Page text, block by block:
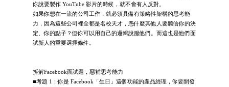
你說要製作 YouTube 影片的時候，就不會有人反對。
如果你想在一流的公司工作，就必須具備有策略性架構的思考能
力，因為這些公司裡全都是名校天才，憑什麼其他人要聽信你的決
定、你的點子？但你可以用自己的邏輯說服他們。而這也是他們面
試新人的重要選擇條件。
拆解Facebook面試題，惡補思考能力
■考題 1：你是 Facebook「生日」這個功能的產品經理，你要開發